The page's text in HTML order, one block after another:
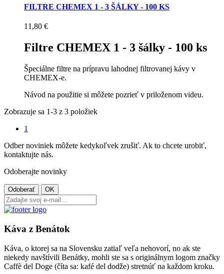
FILTRE CHEMEX 1 - 3 ŠÁLKY - 100 KS
11,80 €
Filtre CHEMEX 1 - 3 šálky - 100 ks
Špeciálne filtre na prípravu lahodnej filtrovanej kávy v
CHEMEX-e.
Návod na použitie si môžete pozrieť v priloženom videu.
Zobrazuje sa 1-3 z 3 položiek
1
Odber noviniek môžete kedykoľvek zrušiť. Ak to chcete urobiť,
kontaktujte nás.
Odoberajte novinky
Káva z Benátok
Káva, o ktorej sa na Slovensku zatiaľ veľa nehovorí, no ak ste
niekedy navštívili Benátky, mohli ste sa s originálnym logom značky
Caffè del Doge (číta sa: kafé del dodže) stretnúť na každom kroku.